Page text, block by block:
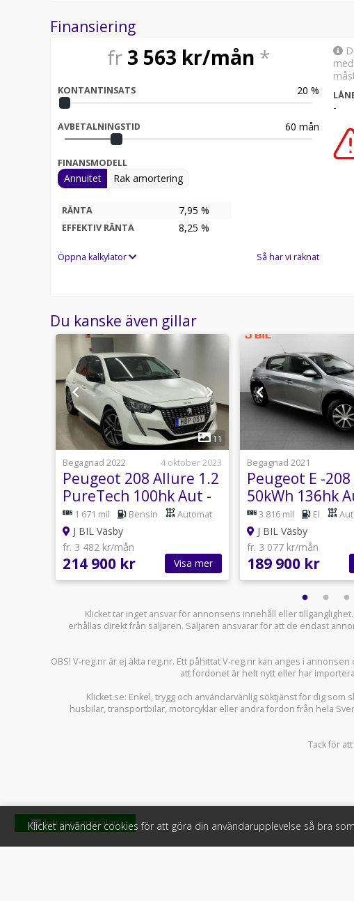
Finansiering
fr 3 563 kr/mån *
KONTANTINSATS 20 %
AVBETALNINGSTID 60 mån
FINANSMODELL
Annuitet Rak amortering
RÄNTA 7,95 %
EFFEKTIV RÄNTA 8,25 %
Öppna kalkylator Så har vi räknat
-
Du kanske även gillar
1
11
Begagnad 2022
4 oktober 2023
Peugeot 208 Allure 1.2
PureTech 100hk Aut -
Carplay
1 671 mil Bensin Automat
J BIL Väsby
fr. 3 482 kr/mån
214 900 kr Visa mer
1
Begagnad 2021
Peugeot E -
50kWh 136hk
CARPLAY
BACKSENSORER
3 816 mil El
J BIL Väsby
fr. 3 077 kr/mån
189 900 kr
Klicket tar inget ansvar för annonsens innehåll eller
erhållas direkt från säljaren. Säljaren ansvarar för att de endast
OBS! V-reg.nr är ej äkta reg.nr. Ett påhittat V-reg.nr kan anges i
att fordonet är helt nytt eller har
Klicket.se: Enkel, trygg och användarvänlig söktjänst för dig som
husbilar,transportbilar, motorcyklar eller andra fordon från hela
Tack för
Klicket använder cookies för att göra din användarupplevelse så bra